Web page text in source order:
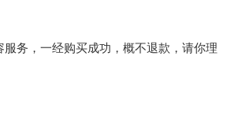
服务，一经购买成功，概不退款，请你理